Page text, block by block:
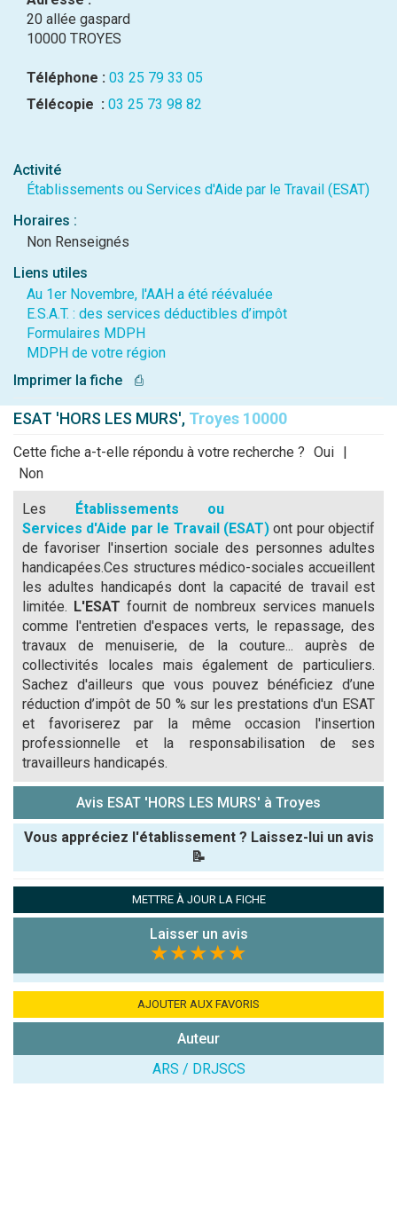
20 allée gaspard
10000 TROYES
Téléphone : 03 25 79 33 05
Télécopie : 03 25 73 98 82
Activité
Établissements ou Services d'Aide par le Travail (ESAT)
Horaires :
Non Renseignés
Liens utiles
Au 1er Novembre, l'AAH a été réévaluée
E.S.A.T. : des services déductibles d’impôt
Formulaires MDPH
MDPH de votre région
Imprimer la fiche
⎙
ESAT 'HORS LES MURS', Troyes 10000
Cette fiche a-t-elle répondu à votre recherche ? Oui |
Non
Les Établissements ou
Services d'Aide par le Travail (ESAT)ont pour objectif
de favoriser l'insertion sociale des personnes adultes
handicapées.Ces structures médico-sociales accueillent
les adultes handicapés dont la capacité de travail est
limitée. L'ESAT fournit de nombreux services manuels
comme l'entretien d'espaces verts, le repassage, des
travaux de menuiserie, de la couture... auprès de
collectivités locales mais également de particuliers.
Sachez d'ailleurs que vous pouvez bénéficiez d’une
réduction d’impôt de 50 % sur les prestations d'un ESAT
et favoriserez par la même occasion l'insertion
professionnelle et la responsabilisation de ses
travailleurs handicapés.
Avis ESAT 'HORS LES MURS' à Troyes
Vous appréciez l'établissement ? Laissez-lui un avis
📝
Note que vous souhaitez attribuer :
Antispam -
7x4 (en
METTRE À JOUR LA FICHE
Laisser un avis
★★★★★
AJOUTER AUX FAVORIS
Auteur
ARS / DRJSCS